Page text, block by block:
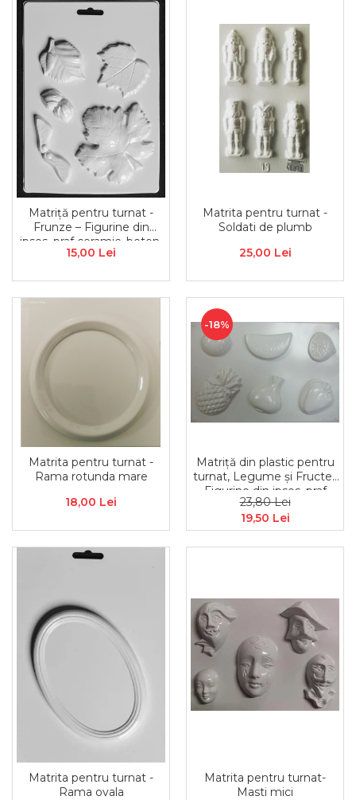
Matriță pentru turnat -
Frunze – Figurine din
ipsos, praf ceramic, beton,
piatră lichidă
15,00 Lei
Matrita pentru turnat -
Soldati de plumb
25,00 Lei
Matrita pentru turnat -
Rama rotunda mare
18,00 Lei
-18%
Matriță din plastic pentru
turnat, Legume și Fructe–
Figurine din ipsos, praf
ceramic, beton, piatră
lichidă sau săpun
23,80 Lei
19,50 Lei
Matrita pentru turnat -
Rama ovala
Matrita pentru turnat-
Masti mici